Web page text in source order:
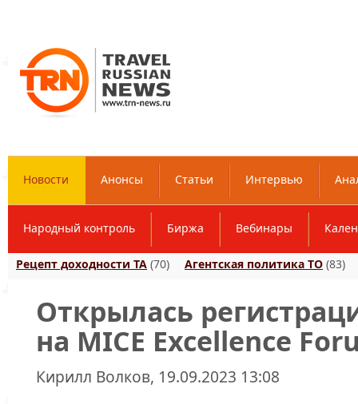
Новости Анонсы Статьи Интервью
Народный контроль Биржа Вебинары
Рецепт доходности ТА (70) Агентская политика ТО (83)
Открылась
на MICE Excellence
Кирилл Волков, 19.09.2023 13:08